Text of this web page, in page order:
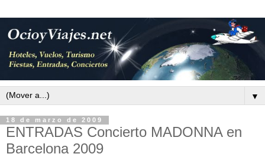
▼
18 de marzo de 2009
ENTRADAS Concierto MADONNA en
Barcelona 2009